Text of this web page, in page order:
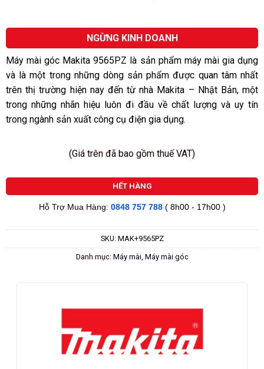
hạng
sao
NGỪNG KINH DOANH
Máy mài góc Makita 9565PZ là sản phẩm máy mài gia dụng
và là một trong những dòng sản phẩm được quan tâm nhất
trên thị trường hiện nay đến từ nhà Makita – Nhật Bản, một
trong những nhãn hiệu luôn đi đầu về chất lượng và uy tín
trong ngành sản xuất công cụ điện gia dụng.
(Giá trên đã bao gồm thuế VAT)
HẾT HÀNG
Hỗ Trợ Mua Hàng: 0848 757 788 ( 8h00 - 17h00 )
SKU: MAK+9565PZ
Danh mục: Máy mài, Máy mài góc